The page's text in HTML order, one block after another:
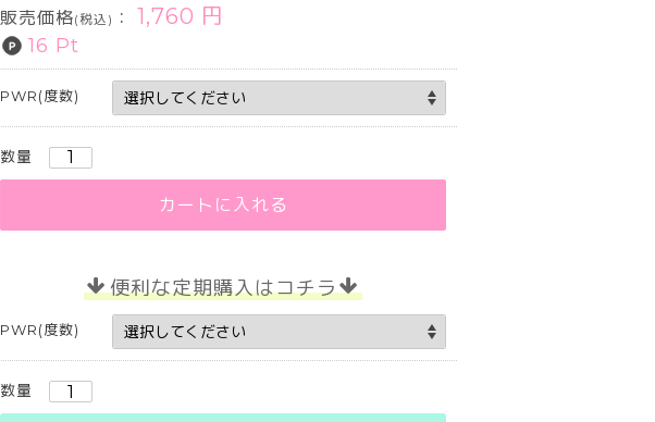
販売価格(税込) ： 1,760 円
16 Pt
PWR(度数)
数量
カートに入れる
便利な定期購入はコチラ
PWR(度数)
数量